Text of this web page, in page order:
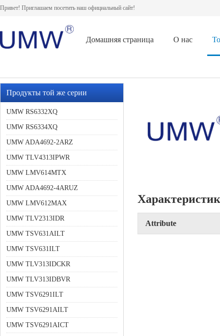
Привет! Приглашаем посетить наш официальный сайт!
Домашняя страница О нас
Продукты той же серии
UMW RS6332XQ
UMW RS6334XQ
UMW ADA4692-2ARZ
UMW TLV4313IPWR
UMW LMV614MTX
UMW ADA4692-4ARUZ
UMW LMV612MAX
UMW TLV2313IDR
UMW TSV631AILT
UMW TSV631ILT
UMW TLV313IDCKR
UMW TLV313IDBVR
UMW TSV6291ILT
UMW TSV6291AILT
UMW TSV6291AICT
Attribute